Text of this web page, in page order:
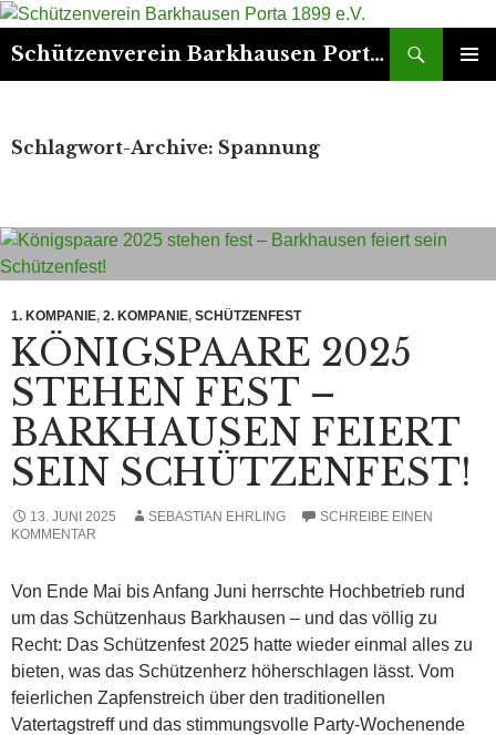
Schützenverein Barkhausen Porta 1899 e.V.
Suchen
Schlagwort-Archive: Spannung
1. KOMPANIE, 2. KOMPANIE, SCHÜTZENFEST
KÖNIGSPAARE 2025
STEHEN FEST –
BARKHAUSEN FEIERT
SEIN SCHÜTZENFEST!
13. JUNI 2025 SEBASTIAN EHRLING
SCHREIBE EINEN
KOMMENTAR
Von Ende Mai bis Anfang Juni herrschte Hochbetrieb rund
um das Schützenhaus Barkhausen – und das völlig zu
Recht: Das Schützenfest 2025 hatte wieder einmal alles zu
bieten, was das Schützenherz höherschlagen lässt. Vom
feierlichen Zapfenstreich über den traditionellen
Vatertagstreff und das stimmungsvolle Party-Wochenende